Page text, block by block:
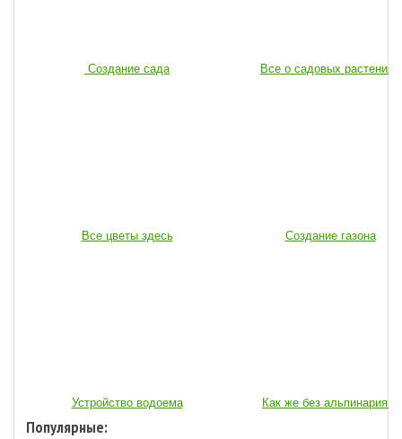
Создание сада Все о садовых растениях
Все цветы здесь Создание газона
Устройство водоема Как же без альпинария...
Популярные: